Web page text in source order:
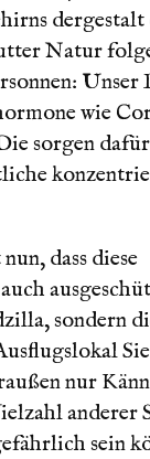
dergestalt
Natur
Unser
wie
sorgen
dass diese
sondern
Sie
nur
anderer
sein